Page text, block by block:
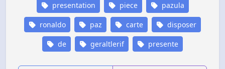
presentation piece pazula
ronaldo paz carte disposer
de geraltlerif presente